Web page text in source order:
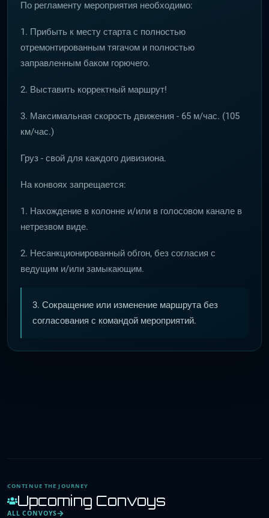
По регламенту мероприятия необходимо:
1. Прибыть к месту старта с полностью
отремонтированным тягачом и полностью
заправленным баком горючего.
2. Выставить корректный маршрут!
3. Максимальная скорость движения - 65 м/час. (105
км/час.)
Груз - свой для каждого дивизиона.
На конвоях запрещается:
1. Нахождение в колонне и/или в голосовом канале в
нетрезвом виде.
2. Несанкционированный обгон, без согласия с
ведущим и/или замыкающим.
3. Сокращение или изменение маршрута без
согласования с командой мероприятий.
CONTINUE THE JOURNEY
Upcoming Convoys
ALL CONVOYS